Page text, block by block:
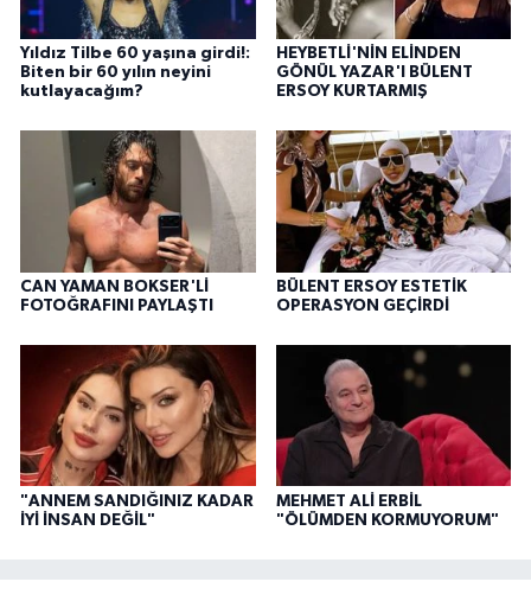
Yıldız Tilbe 60 yaşına girdi!:
Biten bir 60 yılın neyini
kutlayacağım?
HEYBETLİ'NİN ELİNDEN
GÖNÜL YAZAR'I BÜLENT
ERSOY KURTARMIŞ
CAN YAMAN BOKSER'Lİ
FOTOĞRAFINI PAYLAŞTI
BÜLENT ERSOY ESTETİK
OPERASYON GEÇİRDİ
"ANNEM SANDIĞINIZ KADAR
İYİ İNSAN DEĞİL"
MEHMET ALİ ERBİL
"ÖLÜMDEN KORMUYORUM"